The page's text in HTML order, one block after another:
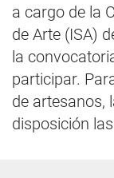
a cargo de la
de Arte (ISA)
la
participar.
de artesanos,
disposición